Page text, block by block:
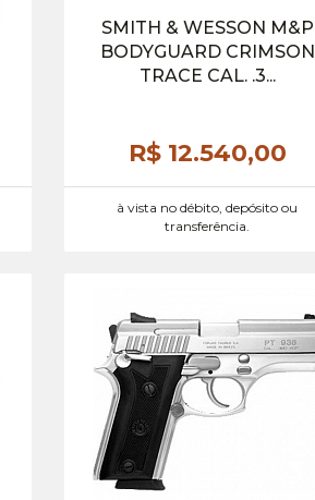
SMITH & WESSON M&P
BODYGUARD CRIMSON
TRACE CAL. .3...
R$ 12.540,00
à vista no débito, depósito ou
transferência.